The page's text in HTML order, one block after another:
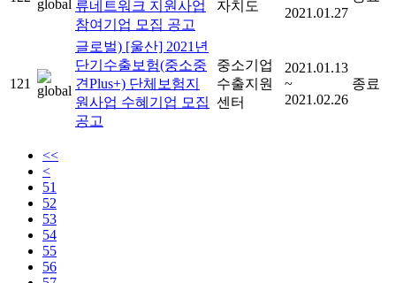
류네트워크 지원사업
참여기업 모집 공고
자치도
2021.01.27
121
글로벌) [울산] 2021년
단기수출보험(중소중
견Plus+) 단체보험지
원사업 수혜기업 모집
공고
중소기업
수출지원
센터
2021.01.13
~
2021.02.26
종료
<<
<
51
52
53
54
55
56